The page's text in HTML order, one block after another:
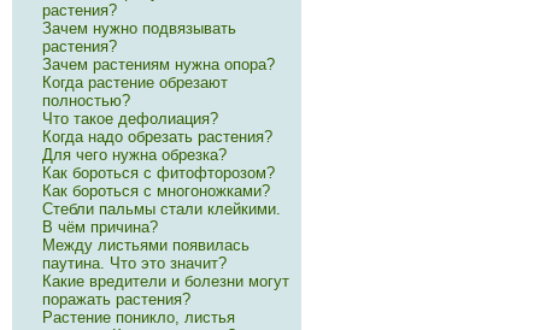
растения?
Зачем нужно подвязывать
растения?
Зачем растениям нужна опора?
Когда растение обрезают
полностью?
Что такое дефолиация?
Когда надо обрезать растения?
Для чего нужна обрезка?
Как бороться с фитофторозом?
Как бороться с многоножками?
Стебли пальмы стали клейкими.
В чём причина?
Между листьями появилась
паутина. Что это значит?
Какие вредители и болезни могут
поражать растения?
Растение поникло, листья